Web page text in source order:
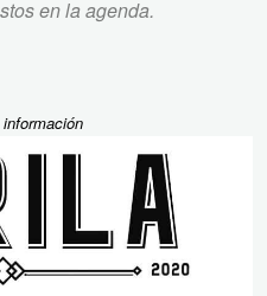
en la agenda.